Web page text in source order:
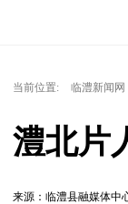
当前位置: 临澧新闻网
澧北片
来源：临澧县融媒体中